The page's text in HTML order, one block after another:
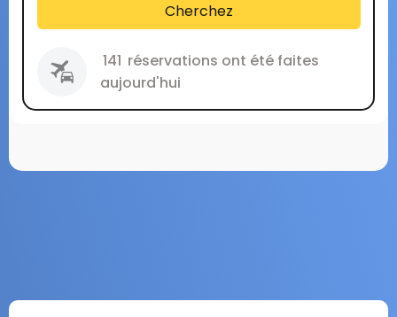
Cherchez
141 réservations ont été faites
aujourd'hui